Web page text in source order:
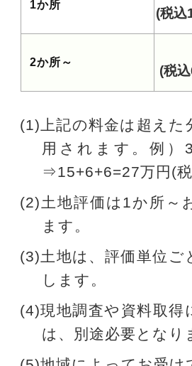
1か所
(税込
2か所～
(税
(1)上記の料金は超えた
用されます。例）
⇒15+6+6=27万円(
(2)土地評価は1か所～
ます。
(3)土地は、評価単位ご
します。
(4)現地調査や資料取得
は、別途必要となり